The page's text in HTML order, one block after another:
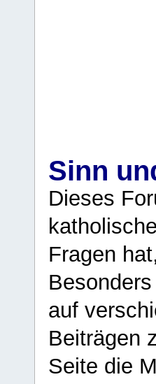
Sinn
Dieses
Fragen
auf
Beiträgen
Seite die